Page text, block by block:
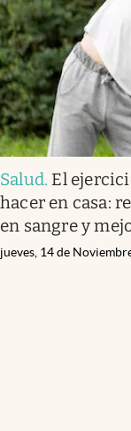
Salud. El
hacer en casa:
en sangre y
jueves, 14 de